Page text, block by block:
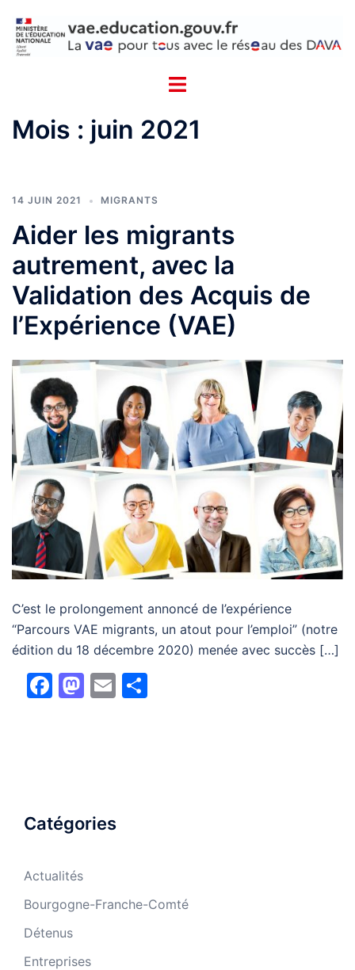
contenu
Mois : juin 2021
14 JUIN 2021 MIGRANTS
Aider les migrants
autrement, avec la
Validation des Acquis de
l’Expérience (VAE)
C’est le prolongement annoncé de l’expérience
“Parcours VAE migrants, un atout pour l’emploi” (notre
édition du 18 décembre 2020) menée avec succès […]
Facebook
Mastodon
Email
Catégories
Actualités
Bourgogne-Franche-Comté
Détenus
Entreprises